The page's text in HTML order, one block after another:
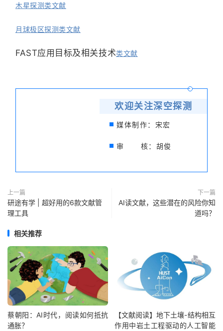
木星探测类文献
月球极区探测类文献
FAST应用目标及相关技术类文献
欢迎关注深空探测
媒体制作：宋宏
审 核：胡俊
上一篇
研途有学 | 超好用的6款文献管
理工具
下一篇
AI读文献，这些潜在的风险你知
道吗？
相关推荐
蔡朝阳：AI时代，阅读如何抵抗
通胀？
【文献阅读】地下土壤-结构相互
作用中岩土工程驱动的人工智能